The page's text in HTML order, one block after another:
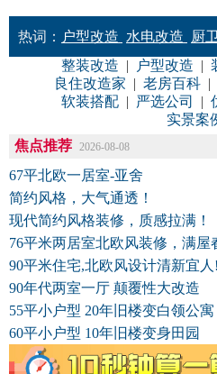
热词： 户型改造 水电改造 厨
整装改造 | 户型改造 |
良住改造家 | 老房百科|
软装搭配| 严选公司 |
实景案
焦点推荐
2026-08-08
67平北欧一居室-亚舍
简约风格，大气通透！
现代简约风格装修，质感拉满！
76平米两居室北欧风装修，满屋
90平米住宅,北欧风设计清新宜人!
90年代两室一厅 颠覆性大改造
55平小户型 20年旧楼变白领公寓
60平小户型 10年旧楼变身田园